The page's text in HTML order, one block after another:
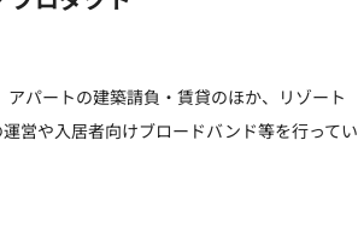
アパートの建築請負・賃貸のほか、リゾート
営や入居者向けブロードバンド等を行ってい